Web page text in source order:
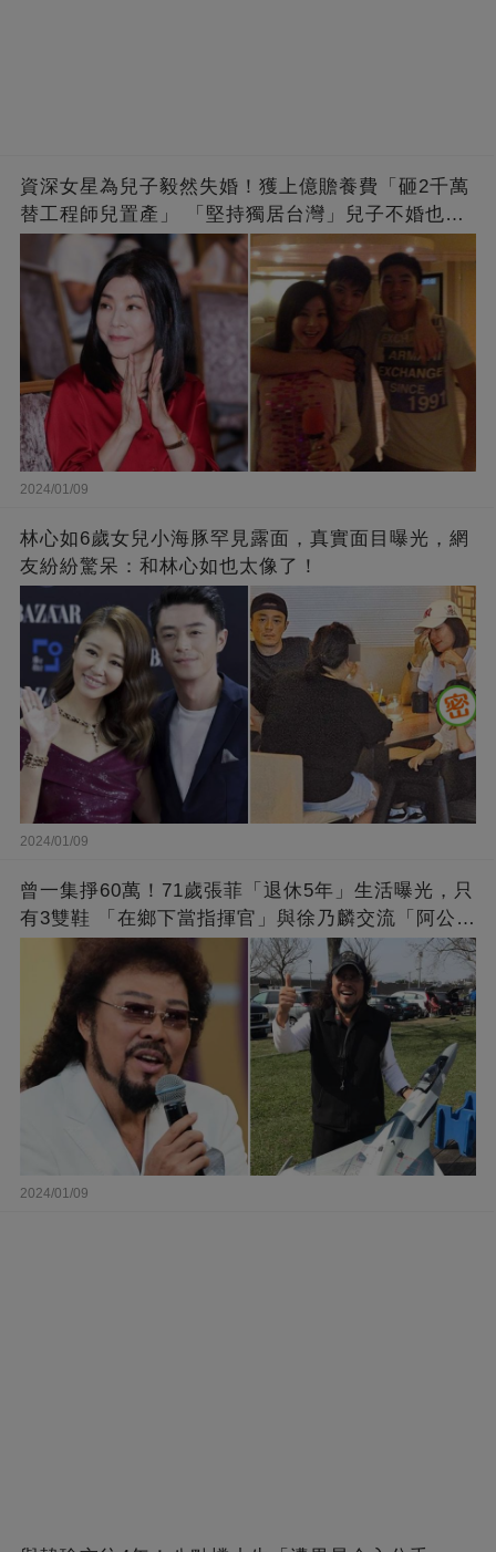
資深女星為兒子毅然失婚！獲上億贍養費「砸2千萬
替工程師兒置產」 「堅持獨居台灣」兒子不婚也支
2024/01/09
林心如6歲女兒小海豚罕見露面，真實面目曝光，網
友紛紛驚呆：和林心如也太像了！
2024/01/09
曾一集掙60萬！71歲張菲「退休5年」生活曝光，只
有3雙鞋 「在鄉下當指揮官」與徐乃麟交流「阿公
2024/01/09